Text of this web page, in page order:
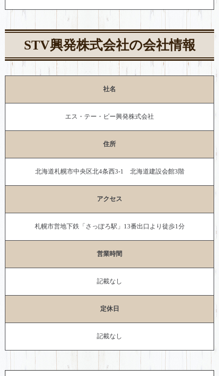
STV興発株式会社の会社情報
社名
エス・テー・ビー興発株式会社
住所
北海道札幌市中央区北4条西3-1 北海道建設会館3階
アクセス
札幌市営地下鉄「さっぽろ駅」13番出口より徒歩1分
営業時間
記載なし
定休日
記載なし